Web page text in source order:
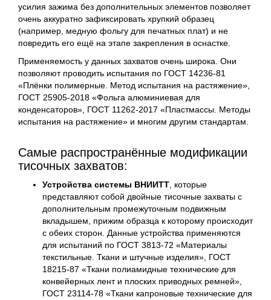
усилия зажима без дополнительных элементов позволяет
очень аккуратно зафиксировать хрупкий образец
(например, медную фольгу для печатных плат) и не
повредить его ещё на этапе закрепления в оснастке.
Применяемость у данных захватов очень широка. Они
позволяют проводить испытания по ГОСТ 14236-81
«Плёнки полимерные. Метод испытания на растяжение»,
ГОСТ 25905-2018 «Фольга алюминиевая для
конденсаторов», ГОСТ 11262-2017 «Пластмассы. Методы
испытания на растяжение» и многим другим стандартам.
Самые распространённые модификации
тисочных захватов:
Устройства системы ВНИИТТ , которые
представляют собой двойные тисочные захваты с
дополнительным промежуточным подвижным
вкладышем, прижим образца к которому происходит
с обеих сторон. Данные устройства применяются
для испытаний по ГОСТ 3813-72 «Материалы
текстильные. Ткани и штучные изделия», ГОСТ
18215-87 «Ткани полиамидные технические для
конвейерных лент и плоских приводных ремней»,
ГОСТ 23114-78 «Ткани капроновые технические для